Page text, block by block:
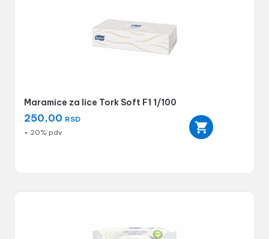
Maramice za lice Tork Soft F1 1/100
250,00 RSD
+ 20% pdv